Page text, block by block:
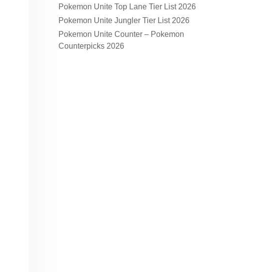
Pokemon Unite Top Lane Tier List 2026
Pokemon Unite Jungler Tier List 2026
Pokemon Unite Counter – Pokemon
Counterpicks 2026